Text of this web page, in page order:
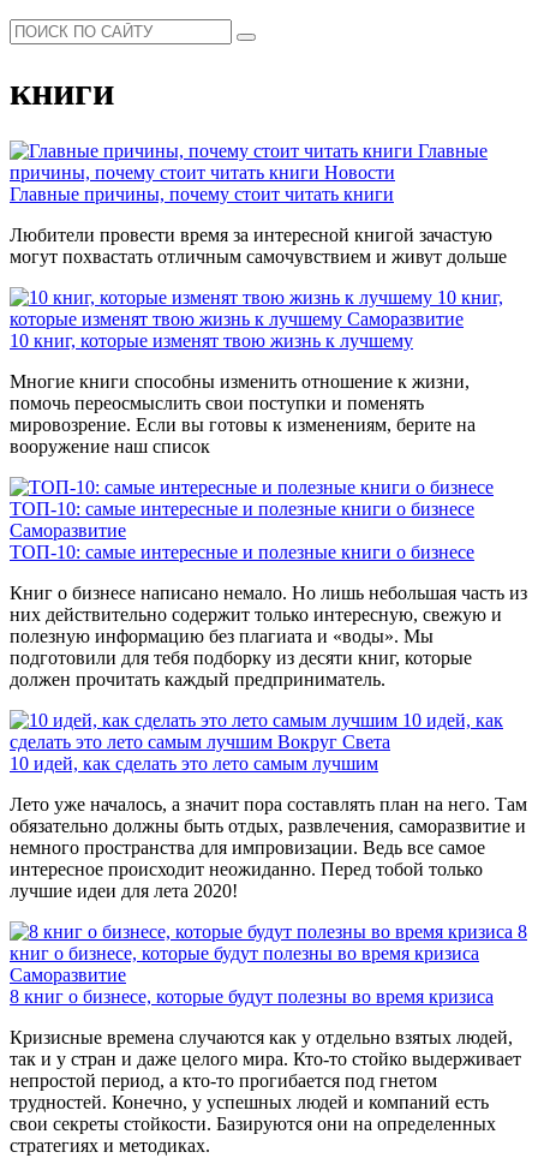
книги
Главные
причины, почему стоит читать книги Новости
Главные причины, почему стоит читать книги
Любители провести время за интересной книгой зачастую
могут похвастать отличным самочувствием и живут дольше
10 книг,
которые изменят твою жизнь к лучшему Саморазвитие
10 книг, которые изменят твою жизнь к лучшему
Многие книги способны изменить отношение к жизни,
помочь переосмыслить свои поступки и поменять
мировозрение. Если вы готовы к изменениям, берите на
вооружение наш список
ТОП-10: самые интересные и полезные книги о бизнесе
Саморазвитие
ТОП-10: самые интересные и полезные книги о бизнесе
Книг о бизнесе написано немало. Но лишь небольшая часть из
них действительно содержит только интересную, свежую и
полезную информацию без плагиата и «воды». Мы
подготовили для тебя подборку из десяти книг, которые
должен прочитать каждый предприниматель.
10 идей, как
сделать это лето самым лучшим Вокруг Света
10 идей, как сделать это лето самым лучшим
Лето уже началось, а значит пора составлять план на него. Там
обязательно должны быть отдых, развлечения, саморазвитие и
немного пространства для импровизации. Ведь все самое
интересное происходит неожиданно. Перед тобой только
лучшие идеи для лета 2020!
8
книг о бизнесе, которые будут полезны во время кризиса
Саморазвитие
8 книг о бизнесе, которые будут полезны во время кризиса
Кризисные времена случаются как у отдельно взятых людей,
так и у стран и даже целого мира. Кто-то стойко выдерживает
непростой период, а кто-то прогибается под гнетом
трудностей. Конечно, у успешных людей и компаний есть
свои секреты стойкости. Базируются они на определенных
стратегиях и методиках.